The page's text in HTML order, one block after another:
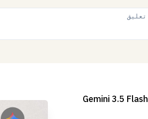
جوجل تكشف عن Gemini 3.5 Flash